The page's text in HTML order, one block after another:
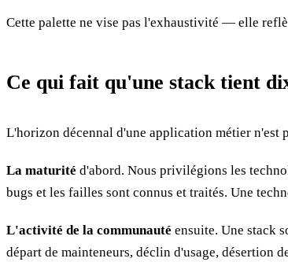
Cette palette ne vise pas l'exhaustivité — elle
Ce qui fait qu'une stack tient
L'horizon décennal d'une application métier n'est
La maturité d'abord. Nous privilégions les
bugs et les failles sont connus et traités. Une
L'activité de la communauté ensuite. Une stack
départ de mainteneurs, déclin d'usage, désertion